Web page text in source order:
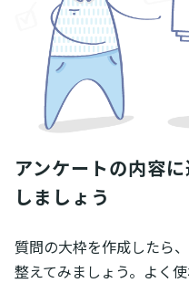
アンケートの内容
しましょう
質問の大枠を作成したら
整えてみましょう。よく